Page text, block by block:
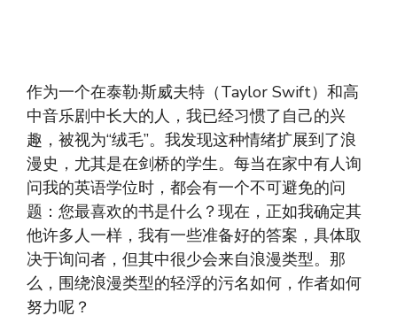
作为一个在泰勒·斯威夫特（Taylor Swift）和高
中音乐剧中长大的人，我已经习惯了自己的兴
趣，被视为“绒毛”。我发现这种情绪扩展到了浪
漫史，尤其是在剑桥的学生。每当在家中有人询
问我的英语学位时，都会有一个不可避免的问
题：您最喜欢的书是什么？现在，正如我确定其
他许多人一样，我有一些准备好的答案，具体取
决于询问者，但其中很少会来自浪漫类型。那
么，围绕浪漫类型的轻浮的污名如何，作者如何
努力呢？